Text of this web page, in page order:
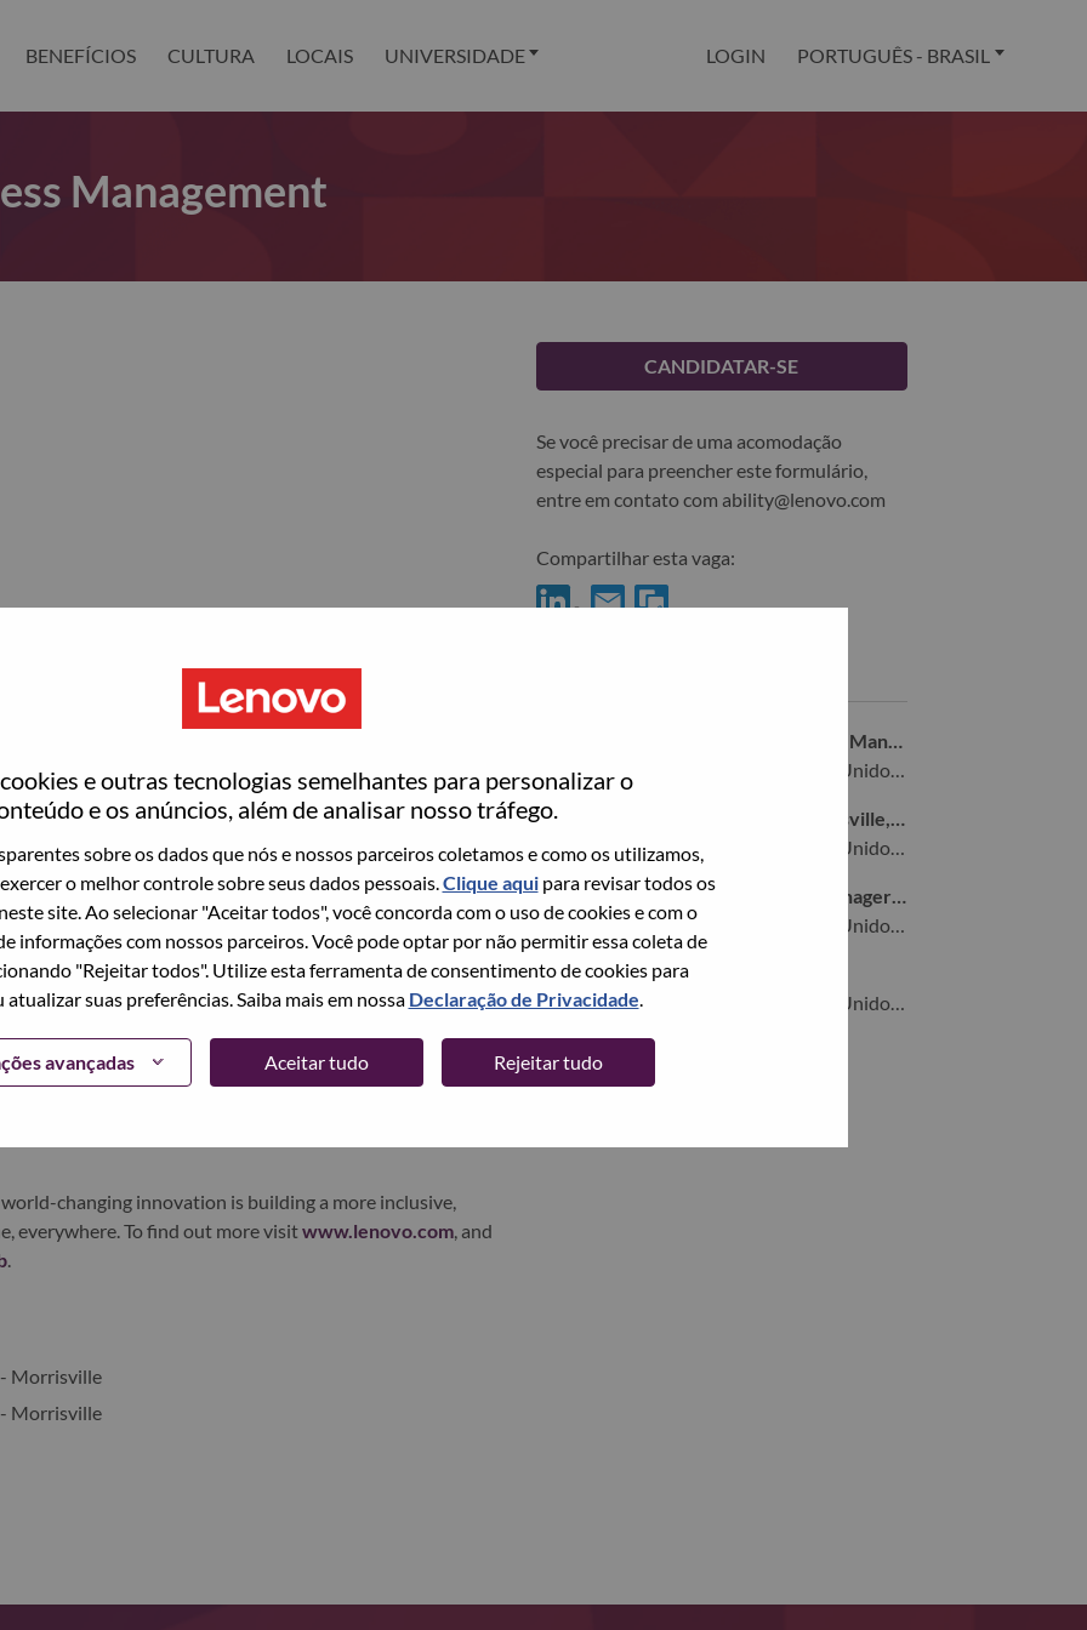
e outras tecnologias semelhantes para personalizar o
e os anúncios, além de analisar nosso tráfego.
sobre os dados que nós e nossos parceiros coletamos e como os utilizamos,
o melhor controle sobre seus dados pessoais.Clique aquipara revisar todos os
site. Ao selecionar "Aceitar todos", você concorda com o uso de cookies e com o
informações com nossos parceiros. Você pode optar por não permitir essa coleta de
"Rejeitar todos". Utilize esta ferramenta de consentimento de cookies para
atualizar suas preferências. Saiba mais em nossa Declaração de Privacidade.
avançadas Aceitar tudo Rejeitar tudo
BENEFÍCIOS CULTURA LOCAIS UNIVERSIDADE LOGIN PORTUGUÊS - BRASIL
Management
what we do. We WOW our customers.
powerhouse, ranked #153 in the Fortune Global
in 180 markets. Focused on a bold vision to deliver
its success as the world’s largest PC company with a full-
optimized devices (PCs, workstations, smartphones,
performance computing and software defined
Lenovo’s continued investment in world-changing
and smarter future for everyone, everywhere.
under Lenovo Group Limited (HKSE: 992) (ADR:
changing innovation is building a more inclusive,
everywhere. To find out more visitwww.lenovo.com, and
.
Morrisville
Morrisville
CANDIDATAR-SE
Se você precisar de uma acomodação
especial para preencher este formulário,
entre em contato com ability@lenovo.com
Compartilhar esta vaga:
Remote Senior Business Operations Manager
Morrisville, North Carolina, Estados Unidos da América,
ISO GTM Program Director - Morrisville, NC
Morrisville, North Carolina, Estados Unidos da América,
TruScale Channel Development Manager - NA
Morrisville, North Carolina, Estados Unidos da América,
Sales Operations Manager II
Morrisville, North Carolina, Estados Unidos da América,
Veja todos